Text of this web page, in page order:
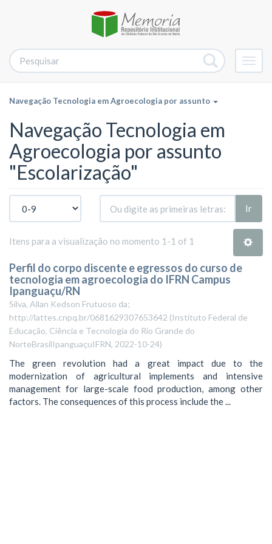
Navegação Tecnologia em Agroecologia por assunto
Navegação Tecnologia em
Agroecologia por assunto
"Escolarização"
Ir
Itens para a visualização no momento 1-1 of 1
Perfil do corpo discente e egressos do curso de
tecnologia em agroecologia do IFRN Campus
Ipanguaçu/RN
Silva, Allan Kedson Frutuoso da;
http://lattes.cnpq.br/0681629307653642 (Instituto Federal de
Educação, Ciência e Tecnologia do Rio Grande do
NorteBrasilIpanguaçuIFRN, 2022-10-24)
The green revolution had a great impact due to the
modernization of agricultural implements and intensive
management for large-scale food production, among other
factors. The consequences of this process include the ...